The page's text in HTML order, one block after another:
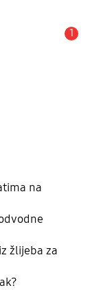
1
na
žlijeba za